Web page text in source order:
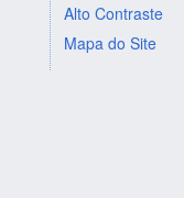
Alto Contraste
Mapa do Site